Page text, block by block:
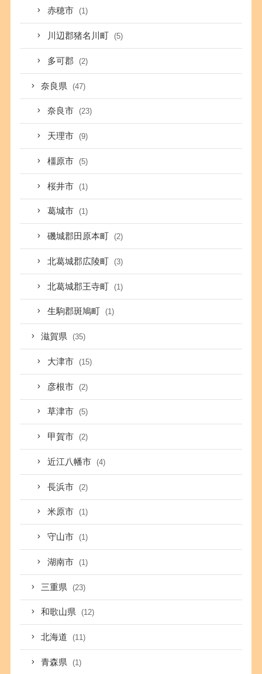
赤穂市 (1)
川辺郡猪名川町 (5)
多可郡 (2)
奈良県 (47)
奈良市 (23)
天理市 (9)
橿原市 (5)
桜井市 (1)
葛城市 (1)
磯城郡田原本町 (2)
北葛城郡広陵町 (3)
北葛城郡王寺町 (1)
生駒郡斑鳩町 (1)
滋賀県 (35)
大津市 (15)
彦根市 (2)
草津市 (5)
甲賀市 (2)
近江八幡市 (4)
長浜市 (2)
米原市 (1)
守山市 (1)
湖南市 (1)
三重県 (23)
和歌山県 (12)
北海道 (11)
青森県 (1)